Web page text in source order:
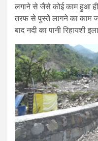
लगाने से जैसे कोई काम हुआ
तरफ से पुस्ते लागने का काम
बाद नदी का पानी रिहायशी